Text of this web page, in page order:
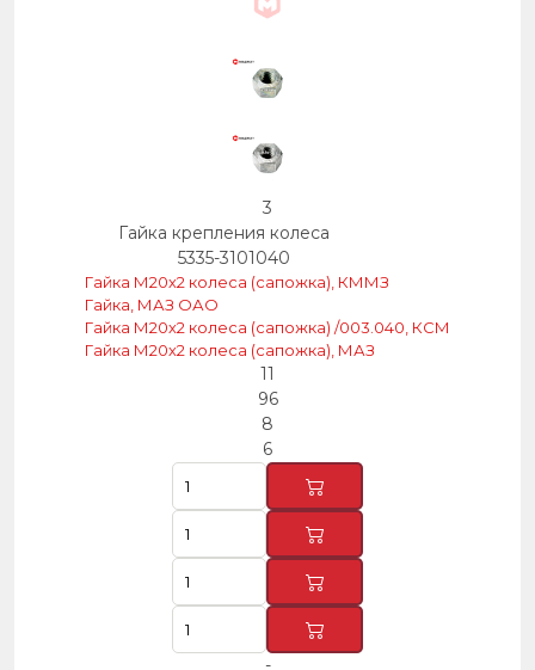
3
Гайка крепления колеса
5335-3101040
Гайка М20х2 колеса (сапожка), КММЗ
Гайка, МАЗ ОАО
Гайка М20х2 колеса (сапожка) /003.040, КСМ
Гайка М20х2 колеса (сапожка), МАЗ
11
96
8
6
-